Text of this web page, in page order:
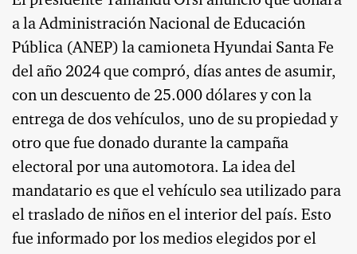
a la Administración Nacional de Educación
Pública (ANEP) la camioneta Hyundai Santa Fe
del año 2024 que compró, días antes de asumir,
con un descuento de 25.000 dólares y con la
entrega de dos vehículos, uno de su propiedad y
otro que fue donado durante la campaña
electoral por una automotora. La idea del
mandatario es que el vehículo sea utilizado para
el traslado de niños en el interior del país. Esto
fue informado por los medios elegidos por el